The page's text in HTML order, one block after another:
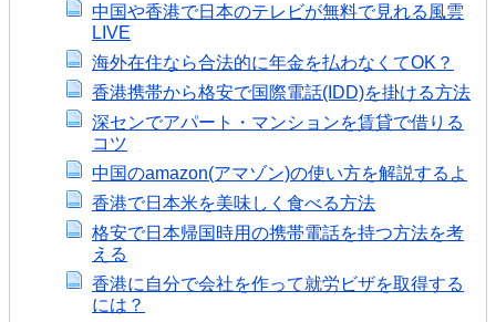
中国や香港で日本のテレビが無料で見れる風雲
LIVE
海外在住なら合法的に年金を払わなくてOK？
香港携帯から格安で国際電話(IDD)を掛ける方法
深センでアパート・マンションを賃貸で借りる
コツ
中国のamazon(アマゾン)の使い方を解説するよ
香港で日本米を美味しく食べる方法
格安で日本帰国時用の携帯電話を持つ方法を考
える
香港に自分で会社を作って就労ビザを取得する
には？